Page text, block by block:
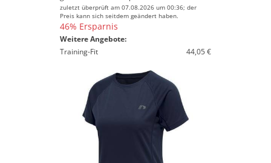
zuletzt überprüft am 07.08.2026 um 00:36; der
Preis kann sich seitdem geändert haben.
46% Ersparnis
Weitere Angebote:
Training-Fit
44,05 €